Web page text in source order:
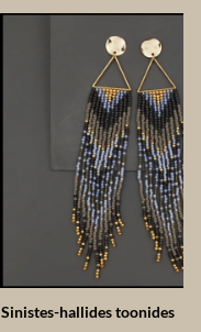
Sinistes-hallides toonides